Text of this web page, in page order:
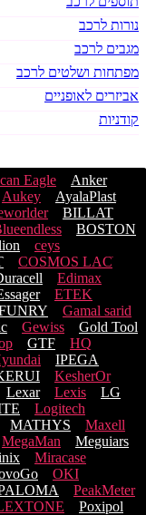
נורות לרכב
מגבים לרכב
מפתחות ושלטים לרכב
אביזרים לאופניים
קודניות
Eagle
Anker
Aukey
AyalaPlast
BILLAT
BOSTON
ceys
COSMOS LACֹ
Edimax
ETEK
Gamal sarid
Gewiss
Gold Tool
GTF
HQ
IPEGA
KesherOr
Lexar Lexis
LG
Logitech
MATHYS
Maxell
MegaMan
Meguiars
Miracase
OKI
PeakMeter
Poxipol